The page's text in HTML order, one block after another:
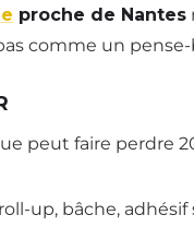
proche de Nantes
comme un
peut faire perdre
up, bâche,